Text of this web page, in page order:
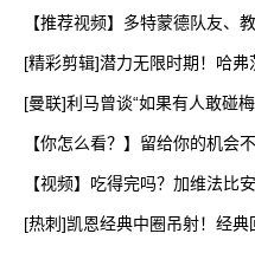
【推荐视频】多特蒙德队友、
[精彩剪辑]潜力无限时期！哈
[曼联]利马曾谈“如果有人敢碰
【你怎么看？】留给你的机会
【视频】吃得完吗？加维法比
[热刺]凯恩经典中圈吊射！经典